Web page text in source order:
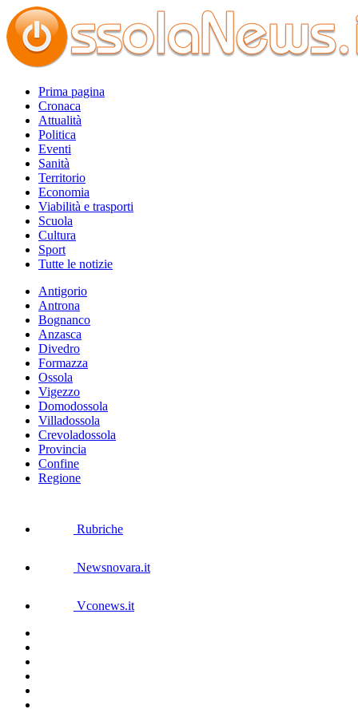
Prima pagina
Cronaca
Attualità
Politica
Eventi
Sanità
Territorio
Economia
Viabilità e trasporti
Scuola
Cultura
Sport
Tutte le notizie
Antigorio
Antrona
Bognanco
Anzasca
Divedro
Formazza
Ossola
Vigezzo
Domodossola
Villadossola
Crevoladossola
Provincia
Confine
Regione
Rubriche
Newsnovara.it
Vconews.it